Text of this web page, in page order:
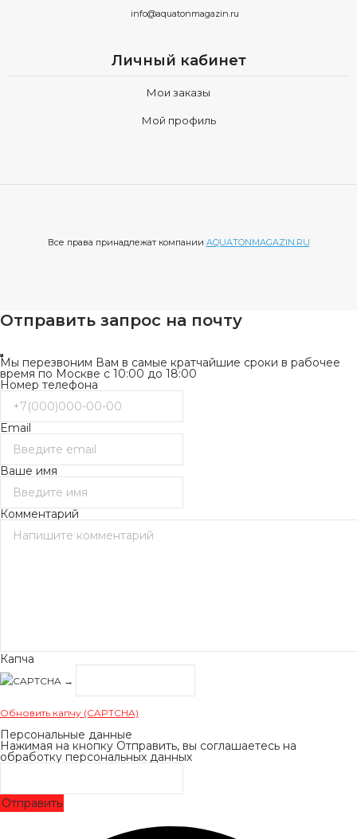
info@aquatonmagazin.ru
Личный кабинет
Мои заказы
Мой профиль
Все права принадлежат компании AQUATONMAGAZIN.RU
Отправить запрос на почту
Мы перезвоним Вам в самые кратчайшие сроки в рабочее
время по Москве с 10:00 до 18:00
Номер телефона
Email
Ваше имя
Комментарий
Капча
→
Обновить капчу (CAPTCHA)
Персональные данные
Нажимая на кнопку Отправить, вы соглашаетесь на
обработку персональных данных
Отправить